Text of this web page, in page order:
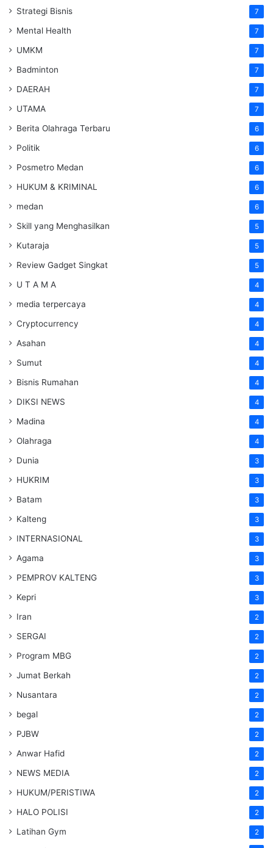
Strategi Bisnis 7
Mental Health 7
UMKM 7
Badminton 7
DAERAH 7
UTAMA 7
Berita Olahraga Terbaru 6
Politik 6
Posmetro Medan 6
HUKUM & KRIMINAL 6
medan 6
Skill yang Menghasilkan 5
Kutaraja 5
Review Gadget Singkat 5
U T A M A 4
media terpercaya 4
Cryptocurrency 4
Asahan 4
Sumut 4
Bisnis Rumahan 4
DIKSI NEWS 4
Madina 4
Olahraga 4
Dunia 3
HUKRIM 3
Batam 3
Kalteng 3
INTERNASIONAL 3
Agama 3
PEMPROV KALTENG 3
Kepri 3
Iran 2
SERGAI 2
Program MBG 2
Jumat Berkah 2
Nusantara 2
begal 2
PJBW 2
Anwar Hafid 2
NEWS MEDIA 2
HUKUM/PERISTIWA 2
HALO POLISI 2
Latihan Gym 2